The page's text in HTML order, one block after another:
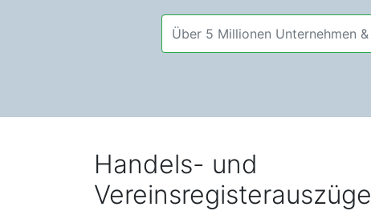
Handels- und
Vereinsregisterauszüge